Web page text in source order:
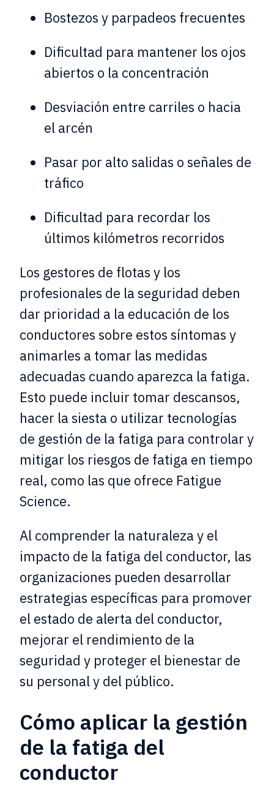
Bostezos y parpadeos frecuentes
Dificultad para mantener los ojos
abiertos o la concentración
Desviación entre carriles o hacia
el arcén
Pasar por alto salidas o señales de
tráfico
Dificultad para recordar los
últimos kilómetros recorridos
Los gestores de flotas y los
profesionales de la seguridad deben
dar prioridad a la educación de los
conductores sobre estos síntomas y
animarles a tomar las medidas
adecuadas cuando aparezca la fatiga.
Esto puede incluir tomar descansos,
hacer la siesta o utilizar tecnologías
de gestión de la fatiga para controlar y
mitigar los riesgos de fatiga en tiempo
real, como las que ofrece Fatigue
Science.
Al comprender la naturaleza y el
impacto de la fatiga del conductor, las
organizaciones pueden desarrollar
estrategias específicas para promover
el estado de alerta del conductor,
mejorar el rendimiento de la
seguridad y proteger el bienestar de
su personal y del público.
Cómo aplicar la gestión
de la fatiga del
conductor